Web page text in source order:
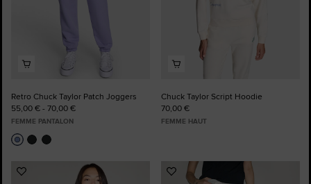
Retro Chuck Taylor Patch Joggers
55,00 € - 70,00 €
FEMME PANTALON
Chuck Taylor Script Hoodie
70,00 €
FEMME HAUT
Ajouter
Ajouter